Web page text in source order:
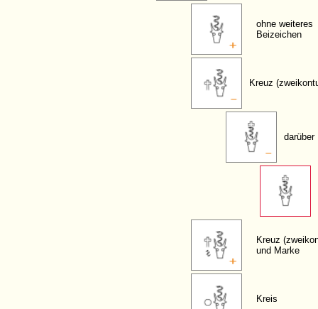
ohne weiteres
Beizeichen
Kreuz
darüber
Kreuz
und Marke
Kreis